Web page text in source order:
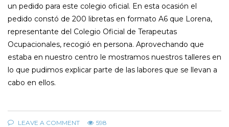
un pedido para este colegio oficial. En esta ocasión el
pedido constó de 200 libretas en formato A6 que Lorena,
representante del Colegio Oficial de Terapeutas
Ocupacionales, recogió en persona. Aprovechando que
estaba en nuestro centro le mostramos nuestros talleres en
lo que pudimos explicar parte de las labores que se llevan a
cabo en ellos.
LEAVE A COMMENT 598